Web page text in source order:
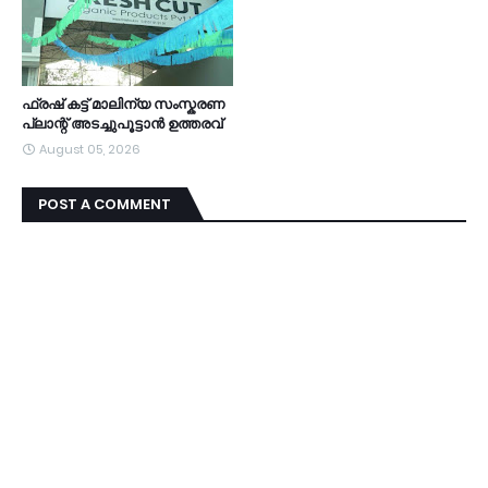
ഫ്രഷ് കട്ട് മാലിന്യ സംസ്കരണ
പ്ലാന്റ് അടച്ചുപൂട്ടാൻ ഉത്തരവ്
August 05, 2026
POST A COMMENT